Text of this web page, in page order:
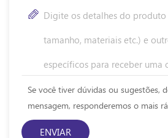
Se você tiver dúvidas ou sugestões,
mensagem, responderemos o mais